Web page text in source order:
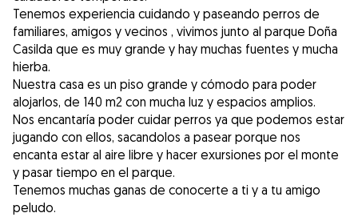
Tenemos experiencia cuidando y paseando perros de
familiares, amigos y vecinos , vivimos junto al parque Doña
Casilda que es muy grande y hay muchas fuentes y mucha
hierba.
Nuestra casa es un piso grande y cómodo para poder
alojarlos, de 140 m2 con mucha luz y espacios amplios.
Nos encantaría poder cuidar perros ya que podemos estar
jugando con ellos, sacandolos a pasear porque nos
encanta estar al aire libre y hacer exursiones por el monte
y pasar tiempo en el parque.
Tenemos muchas ganas de conocerte a ti y a tu amigo
peludo.